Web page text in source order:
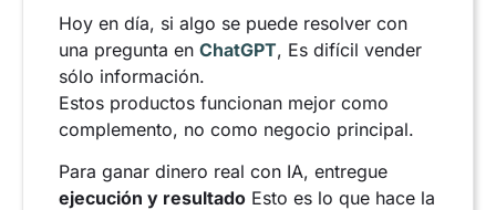
Hoy en día, si algo se puede resolver con
una pregunta en ChatGPT, Es difícil vender
sólo información.
Estos productos funcionan mejor como
complemento, no como negocio principal.
Para ganar dinero real con IA, entregue
ejecución y resultado Esto es lo que hace la